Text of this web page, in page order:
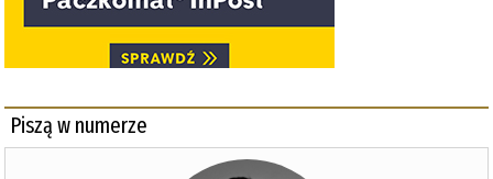
Piszą w numerze